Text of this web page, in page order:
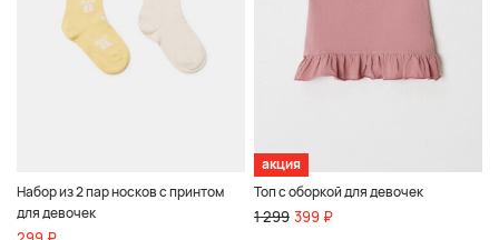
Набор из 2 пар носков с принтом
для девочек
акция
Топ с оборкой для девочек
1 299 399 ₽